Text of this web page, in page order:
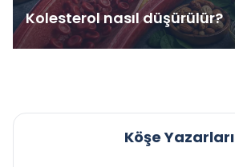
Kolesterol nasıl düşürülür?
Köşe Yazarları